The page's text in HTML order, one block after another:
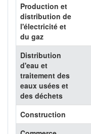
Production et
distribution de
l'électricité et
du gaz
Distribution
d'eau et
traitement des
eaux usées et
des déchets
Construction